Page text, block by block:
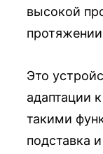
высокой
протяжении
Это
адаптации
такими
подставка